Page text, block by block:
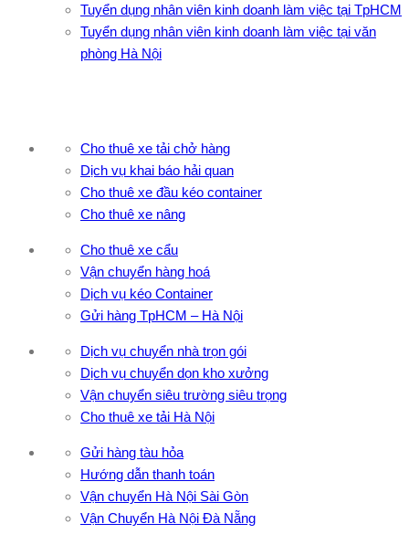
Tuyển dụng nhân viên kinh doanh làm việc tại TpHCM
Tuyển dụng nhân viên kinh doanh làm việc tại văn
phòng Hà Nội
Cho thuê xe tải chở hàng
Dịch vụ khai báo hải quan
Cho thuê xe đầu kéo container
Cho thuê xe nâng
Cho thuê xe cẩu
Vận chuyển hàng hoá
Dịch vụ kéo Container
Gửi hàng TpHCM – Hà Nội
Dịch vụ chuyển nhà trọn gói
Dịch vụ chuyển dọn kho xưởng
Vận chuyển siêu trường siêu trọng
Cho thuê xe tải Hà Nội
Gửi hàng tàu hỏa
Hướng dẫn thanh toán
Vận chuyển Hà Nội Sài Gòn
Vận Chuyển Hà Nội Đà Nẵng